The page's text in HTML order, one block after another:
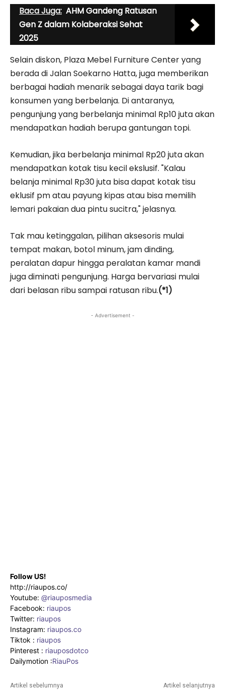
Baca Juga: AHM Gandeng Ratusan
Gen Z dalam Kolaberaksi Sehat
2025
Selain diskon, Plaza Mebel Furniture Center yang
berada di Jalan Soekarno Hatta, juga memberikan
berbagai hadiah menarik sebagai daya tarik bagi
konsumen yang berbelanja. Di antaranya,
pengunjung yang berbelanja minimal Rp10 juta akan
mendapatkan hadiah berupa gantungan topi.
Kemudian, jika berbelanja minimal Rp20 juta akan
mendapatkan kotak tisu kecil ekslusif. "Kalau
belanja minimal Rp30 juta bisa dapat kotak tisu
eklusif pm atau payung kipas atau bisa memilih
lemari pakaian dua pintu sucitra," jelasnya.
Tak mau ketinggalan, pilihan aksesoris mulai
tempat makan, botol minum, jam dinding,
peralatan dapur hingga peralatan kamar mandi
juga diminati pengunjung. Harga bervariasi mulai
dari belasan ribu sampai ratusan ribu.(*1)
- Advertisement -
Follow US!
http://riaupos.co/
Youtube: @riauposmedia
Facebook: riaupos
Twitter: riaupos
Instagram: riaupos.co
Tiktok : riaupos
Pinterest : riauposdotco
Dailymotion :RiauPos
Artikel sebelumnya Artikel selanjutnya